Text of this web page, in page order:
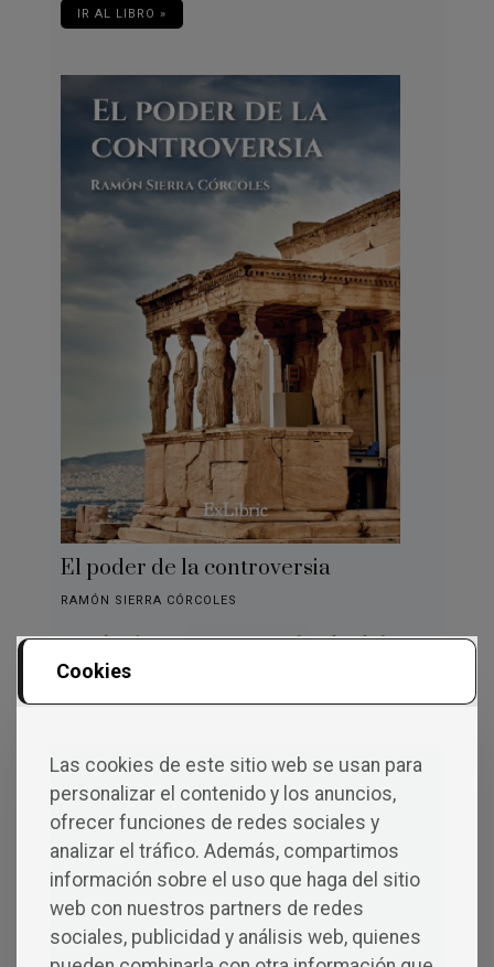
IR AL LIBRO »
El poder de la controversia
RAMÓN SIERRA CÓRCOLES
Ramón Sierra presenta enEl poder de la
controversia
labor de análisis donde el autor ofrece su
opiniones que asoman en sus páginas para
disecar personajes señeros, política,
filosofía, historia, ciencia, etc.
IR AL LIBRO »
Cookies
Las cookies de este sitio web se usan para
personalizar el contenido y los anuncios,
ofrecer funciones de redes sociales y
analizar el tráfico. Además, compartimos
información sobre el uso que haga del sitio
web con nuestros partners de redes
sociales, publicidad y análisis web, quienes